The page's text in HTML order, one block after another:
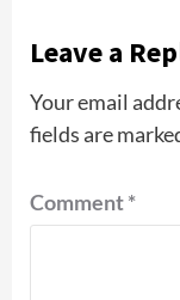
Leave a
Your email
fields are
Comment*